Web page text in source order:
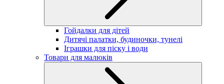
Гойдалки для дітей
Дитячі палатки, будиночки, тунелі
Іграшки для піску і води
Товари для малюків